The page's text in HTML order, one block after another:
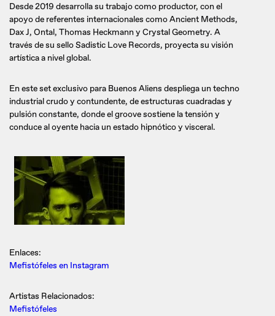
Desde 2019 desarrolla su trabajo como productor, con el
apoyo de referentes internacionales como Ancient Methods,
Dax J, Ontal, Thomas Heckmann y Crystal Geometry. A
través de su sello Sadistic Love Records, proyecta su visión
artística a nivel global.
En este set exclusivo para Buenos Aliens despliega un techno
industrial crudo y contundente, de estructuras cuadradas y
pulsión constante, donde el groove sostiene la tensión y
conduce al oyente hacia un estado hipnótico y visceral.
Enlaces:
Mefistófeles en Instagram
Artistas Relacionados:
Mefistófeles